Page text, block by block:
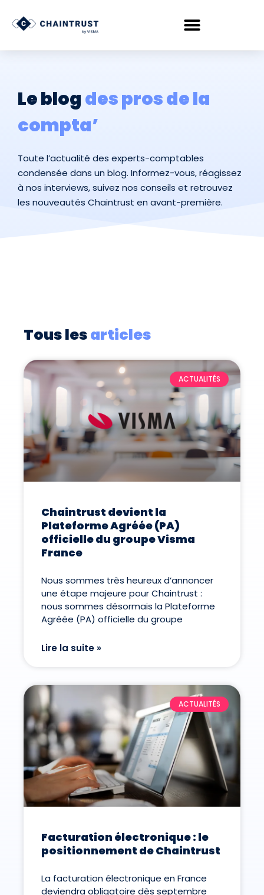
Le blogdes pros de la
compta’
Toute l’actualité des experts-comptables
condensée dans un blog. Informez-vous, réagissez
à nos interviews, suivez nos conseils et retrouvez
les nouveautés Chaintrust en avant-première.
Tous lesarticles
ACTUALITÉS
Chaintrust devient la
Plateforme Agréée (PA)
officielle du groupe Visma
France
Nous sommes très heureux d’annoncer
une étape majeure pour Chaintrust :
nous sommes désormais la Plateforme
Agréée (PA) officielle du groupe
Lire la suite »
ACTUALITÉS
Facturation électronique : le
positionnement de Chaintrust
La facturation électronique en France
deviendra obligatoire dès septembre